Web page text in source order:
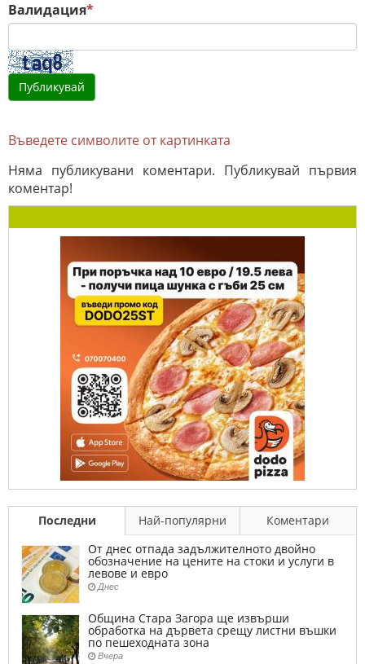
Валидация*
Въведете символите от картинката
Няма публикувани коментари. Публикувай първия
коментар!
Последни Най-популярни
Коментари
От днес отпада задължителното двойно
обозначение на цените на стоки и услуги в
левове и евро
Днес
Община Стара Загора ще извърши
обработка на дървета срещу листни въшки
по пешеходната зона
Вчера